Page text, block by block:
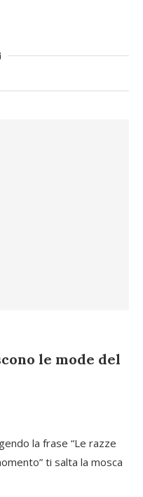
le mode del
la frase “Le razze
ti salta la mosca